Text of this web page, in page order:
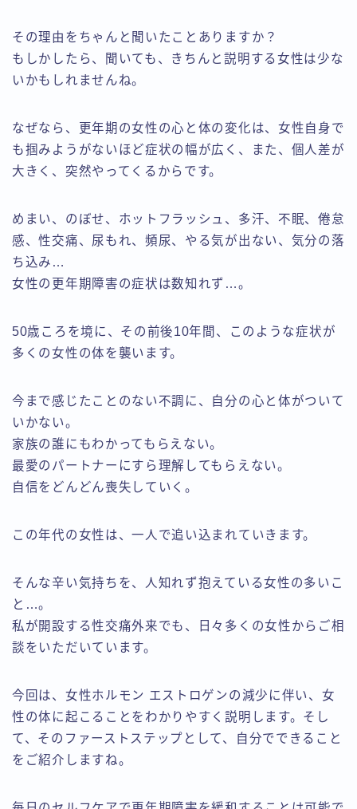
その理由をちゃんと聞いたことありますか？
もしかしたら、聞いても、きちんと説明する女性は少な
いかもしれませんね。
なぜなら、更年期の女性の心と体の変化は、女性自身で
も掴みようがないほど症状の幅が広く、また、個人差が
大きく、突然やってくるからです。
めまい、のぼせ、ホットフラッシュ、多汗、不眠、倦怠
感、性交痛、尿もれ、頻尿、やる気が出ない、気分の落
ち込み…
女性の更年期障害の症状は数知れず…。
50歳ころを境に、その前後10年間、このような症状が
多くの女性の体を襲います。
今まで感じたことのない不調に、自分の心と体がついて
いかない。
家族の誰にもわかってもらえない。
最愛のパートナーにすら理解してもらえない。
自信をどんどん喪失していく。
この年代の女性は、一人で追い込まれていきます。
そんな辛い気持ちを、人知れず抱えている女性の多いこ
と…。
私が開設する性交痛外来でも、日々多くの女性からご相
談をいただいています。
今回は、女性ホルモン エストロゲンの減少に伴い、女
性の体に起こることをわかりやすく説明します。そし
て、そのファーストステップとして、自分でできること
をご紹介しますね。